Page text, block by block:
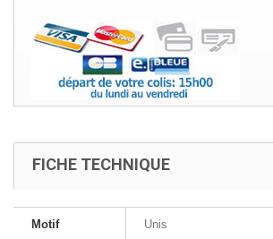
FICHE TECHNIQUE
Motif Unis